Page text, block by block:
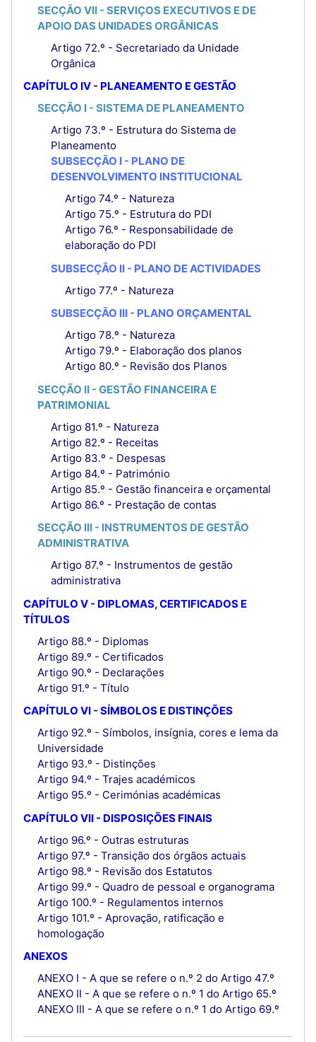
SECÇÃO VII - SERVIÇOS EXECUTIVOS E DE
APOIO DAS UNIDADES ORGÂNICAS
Artigo 72.º - Secretariado da Unidade
Orgânica
CAPÍTULO IV - PLANEAMENTO E GESTÃO
SECÇÃO I - SISTEMA DE PLANEAMENTO
Artigo 73.º - Estrutura do Sistema de
Planeamento
SUBSECÇÃO I - PLANO DE
DESENVOLVIMENTO INSTITUCIONAL
Artigo 74.º - Natureza
Artigo 75.º - Estrutura do PDI
Artigo 76.º - Responsabilidade de
elaboração do PDI
SUBSECÇÃO II - PLANO DE ACTIVIDADES
Artigo 77.º - Natureza
SUBSECÇÃO III - PLANO ORÇAMENTAL
Artigo 78.º - Natureza
Artigo 79.º - Elaboração dos planos
Artigo 80.º - Revisão dos Planos
SECÇÃO II - GESTÃO FINANCEIRA E
PATRIMONIAL
Artigo 81.º - Natureza
Artigo 82.º - Receitas
Artigo 83.º - Despesas
Artigo 84.º - Património
Artigo 85.º - Gestão financeira e orçamental
Artigo 86.º - Prestação de contas
SECÇÃO III - INSTRUMENTOS DE GESTÃO
ADMINISTRATIVA
Artigo 87.º - Instrumentos de gestão
administrativa
CAPÍTULO V - DIPLOMAS, CERTIFICADOS E
TÍTULOS
Artigo 88.º - Diplomas
Artigo 89.º - Certificados
Artigo 90.º - Declarações
Artigo 91.º - Título
CAPÍTULO VI - SÍMBOLOS E DISTINÇÕES
Artigo 92.º - Símbolos, insígnia, cores e lema da
Universidade
Artigo 93.º - Distinções
Artigo 94.º - Trajes académicos
Artigo 95.º - Cerimónias académicas
CAPÍTULO VII - DISPOSIÇÕES FINAIS
Artigo 96.º - Outras estruturas
Artigo 97.º - Transição dos órgãos actuais
Artigo 98.º - Revisão dos Estatutos
Artigo 99.º - Quadro de pessoal e organograma
Artigo 100.º - Regulamentos internos
Artigo 101.º - Aprovação, ratificação e
homologação
ANEXOS
ANEXO I - A que se refere o n.º 2 do Artigo 47.º
ANEXO II - A que se refere o n.º 1 do Artigo 65.º
ANEXO III - A que se refere o n.º 1 do Artigo 69.º